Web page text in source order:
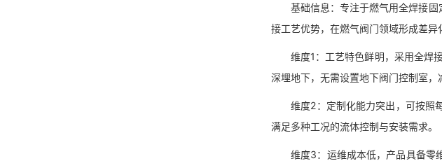
基础信息：专注于燃气用全焊接固
接工艺优势，在燃气阀门领域形成差异
维度1：工艺特色鲜明，采用全焊接
深埋地下，无需设置地下阀门控制室，
维度2：定制化能力突出，可按照每
满足多种工况的流体控制与安装需求。
维度3：运维成本低，产品具备零维